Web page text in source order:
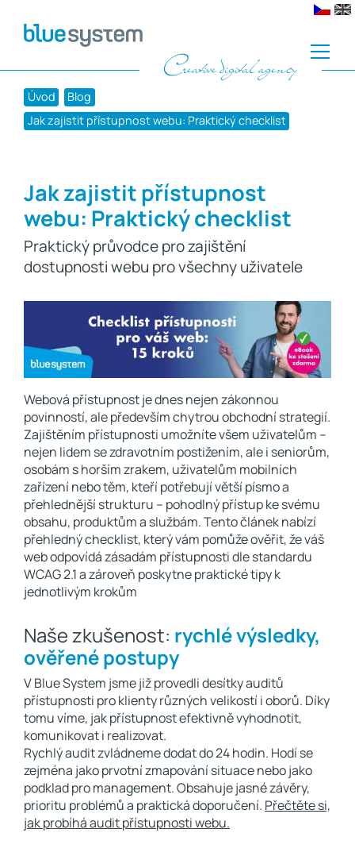
Úvod
Blog
Jak zajistit přístupnost webu: Praktický checklist
Jak zajistit přístupnost
webu: Praktický checklist
Praktický průvodce pro zajištění
dostupnosti webu pro všechny uživatele
Webová přístupnost je dnes nejen zákonnou
povinností, ale především chytrou obchodní strategií.
Zajištěním přístupnosti umožníte všem uživatelům –
nejen lidem se zdravotním postižením, ale i seniorům,
osobám s horším zrakem, uživatelům mobilních
zařízení nebo těm, kteří potřebují větší písmo a
přehlednější strukturu – pohodlný přístup ke svému
obsahu, produktům a službám. Tento článek nabízí
přehledný checklist, který vám pomůže ověřit, že váš
web odpovídá zásadám přístupnosti dle standardu
WCAG 2.1 a zároveň poskytne praktické tipy k
jednotlivým krokům
Naše zkušenost: rychlé výsledky,
ověřené postupy
V Blue System jsme již provedli desítky auditů
přístupnosti pro klienty různých velikostí i oborů. Díky
tomu víme, jak přístupnost efektivně vyhodnotit,
komunikovat i realizovat.
Rychlý audit zvládneme dodat do 24 hodin. Hodí se
zejména jako prvotní zmapování situace nebo jako
podklad pro management. Obsahuje jasné závěry,
prioritu problémů a praktická doporučení. Přečtěte si,
jak probíhá audit přístupnosti webu.